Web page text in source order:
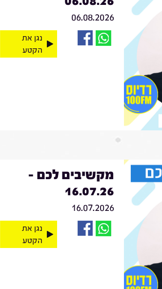
06.08.2026
נגן את
הקטע
מקשיבים לכם -
16.07.26
16.07.2026
נגן את
הקטע